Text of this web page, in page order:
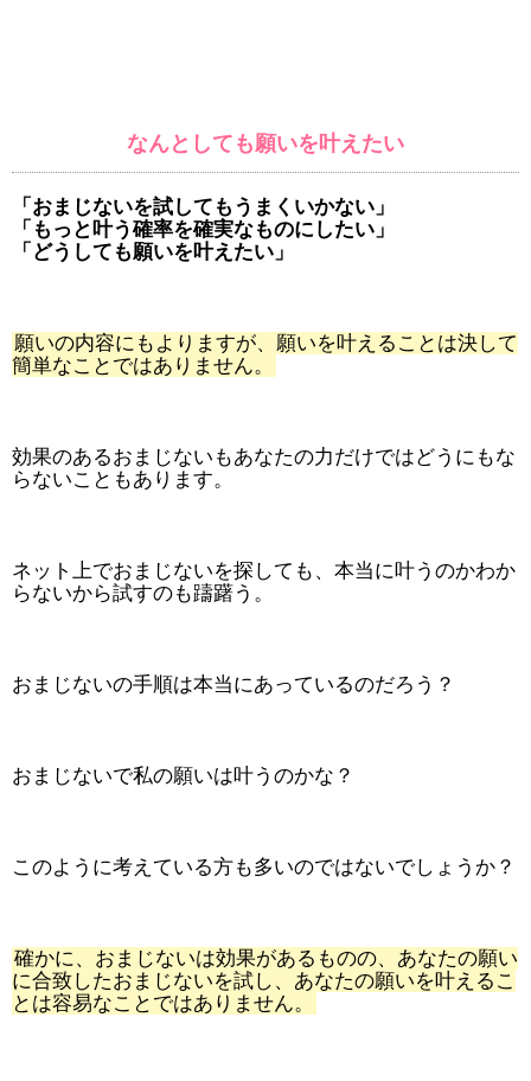
なんとしても願いを叶えたい
「おまじないを試してもうまくいかない」
「もっと叶う確率を確実なものにしたい」
「どうしても願いを叶えたい」
願いの内容にもよりますが、願いを叶えることは決して
簡単なことではありません。
効果のあるおまじないもあなたの力だけではどうにもな
らないこともあります。
ネット上でおまじないを探しても、本当に叶うのかわか
らないから試すのも躊躇う。
おまじないの手順は本当にあっているのだろう？
おまじないで私の願いは叶うのかな？
このように考えている方も多いのではないでしょうか？
確かに、おまじないは効果があるものの、あなたの願い
に合致したおまじないを試し、あなたの願いを叶えるこ
とは容易なことではありません。